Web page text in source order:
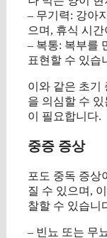
– 무기력: 강아
으며, 휴식 시
– 복통: 복부를
표현할 수 있습
이와 같은 초기
을 의심할 수
이 필요합니다.
중증 증상
포도 중독 증상
질 수 있으며,
찰할 수 있습니
– 빈뇨 또는 무